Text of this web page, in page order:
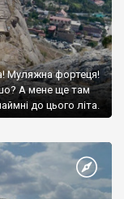
Муляжна фортеця!
А мене ще там
до цього літа.